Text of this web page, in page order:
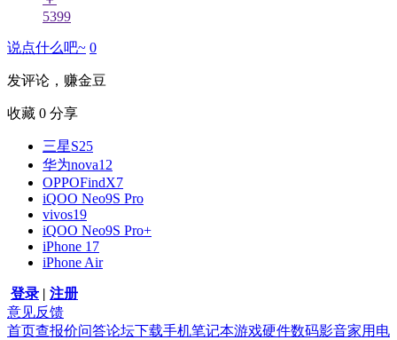
5399
说点什么吧~ 0
发评论，赚金豆
收藏 0 分享
三星S25
华为nova12
OPPOFindX7
iQOO Neo9S Pro
vivos19
iQOO Neo9S Pro+
iPhone 17
iPhone Air
登录 | 注册
意见反馈
首页查报价问答论坛下载手机笔记本游戏硬件数码影音家用电